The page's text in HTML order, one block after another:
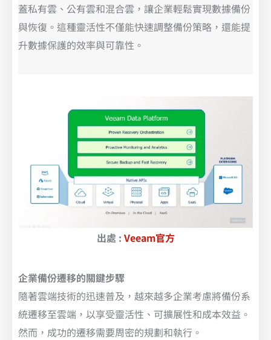
蓋私有雲、公有雲和混合雲，讓企業輕鬆實現數據備份
與恢復。這種靈活性不僅能快速調整備份策略，還能提
升數據保護的效率與可靠性。
出處 : Veeam官方
企業備份遷移的關鍵步驟
隨著雲端技術的迅速普及，越來越多企業考慮將備份系
統遷移至雲端，以享受靈活性、可擴展性和成本效益。
然而，成功的遷移需要周密的規劃和執行。